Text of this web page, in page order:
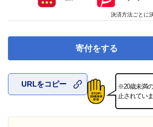
寄付をする
URLをコピー
※20歳未満
止されていま
決済方法ごとに